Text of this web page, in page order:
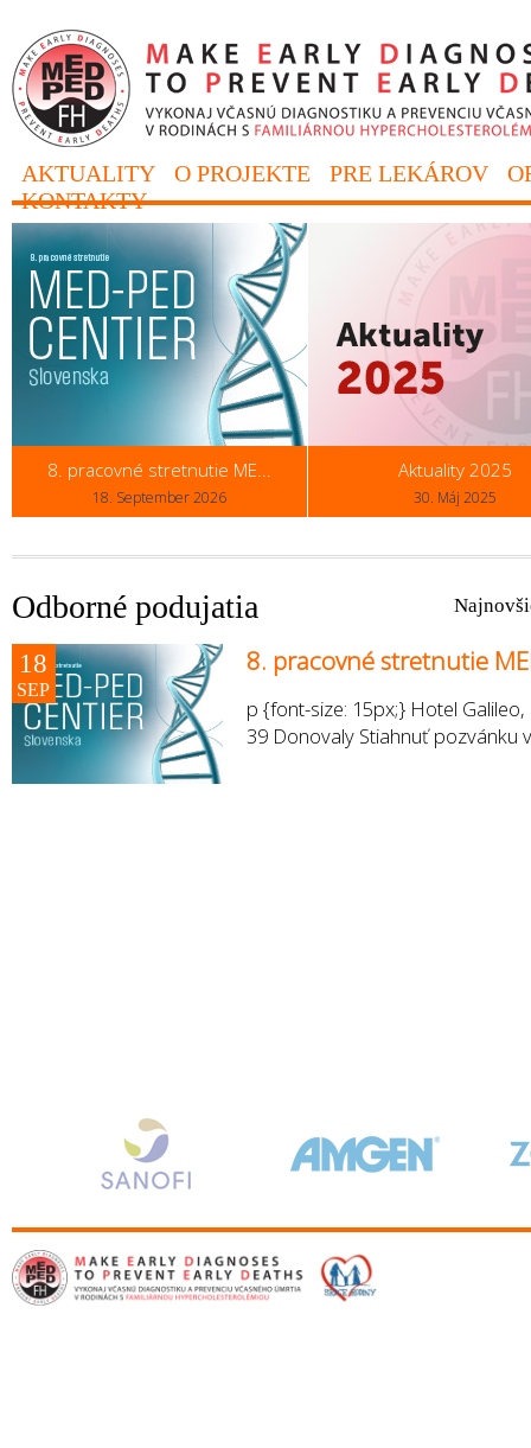
AKTUALITY O PROJEKTE PRE LEKÁROV
KONTAKTY
8. pracovné stretnutie ME...
18. September 2026
Aktuality 2025
30. Máj 2025
Odborné podujatia
18
SEP
8. pracovné stretnutie
p {font-size: 15px;} Hotel
39 Donovaly Stiahnuť pozvánku